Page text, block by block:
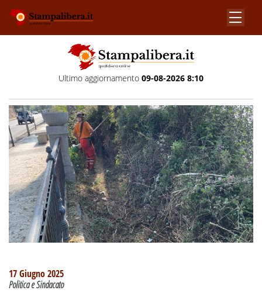
Ultimo aggiornamento 09-08-2026 8:10
17 Giugno 2025
Politica e Sindacato